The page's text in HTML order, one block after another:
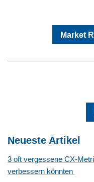
Market
Neueste Artikel
3 oft vergessene CX-
verbessern könnten